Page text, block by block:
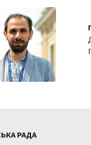
РАДА